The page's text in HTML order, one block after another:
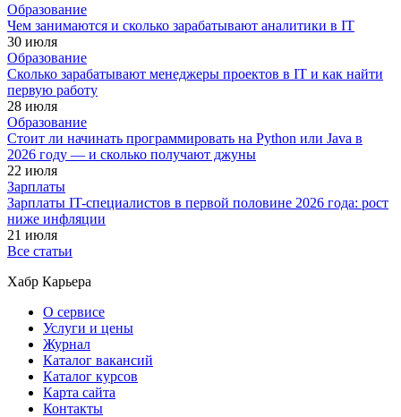
Образование
Чем занимаются и сколько зарабатывают аналитики в IT
30 июля
Образование
Сколько зарабатывают менеджеры проектов в IT и как найти
первую работу
28 июля
Образование
Стоит ли начинать программировать на Python или Java в
2026 году — и сколько получают джуны
22 июля
Зарплаты
Зарплаты IT-специалистов в первой половине 2026 года: рост
ниже инфляции
21 июля
Все статьи
Хабр Карьера
О сервисе
Услуги и цены
Журнал
Каталог вакансий
Каталог курсов
Карта сайта
Контакты